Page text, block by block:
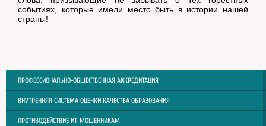
событиях, которые имели место быть в истории нашей
страны!
ПРОФЕССИОНАЛЬНО-ОБЩЕСТВЕННАЯ АККРЕДИТАЦИЯ
ВНУТРЕННЯЯ СИСТЕМА ОЦЕНКИ КАЧЕСТВА ОБРАЗОВАНИЯ
ПРОТИВОДЕЙСТВИЕ ИТ-МОШЕННИКАМ